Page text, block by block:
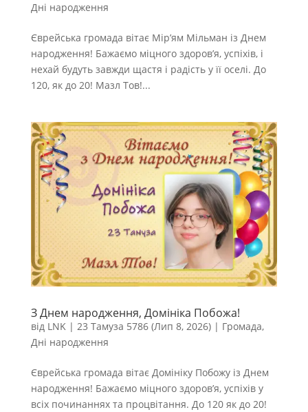
Дні народження
Єврейська громада вітає Мір’ям Мільман із Днем
народження! Бажаємо міцного здоров’я, успіхів, і
нехай будуть завжди щастя і радість у її оселі. До
120, як до 20! Мазл Тов!...
З Днем народження, Домініка Побожа!
від LNK| 23 Тамуза 5786 (Лип 8, 2026)| Громада,
Дні народження
Єврейська громада вітає Домініку Побожу із Днем
народження! Бажаємо міцного здоров’я, успіхів у
всіх починаннях та процвітання. До 120 як до 20!